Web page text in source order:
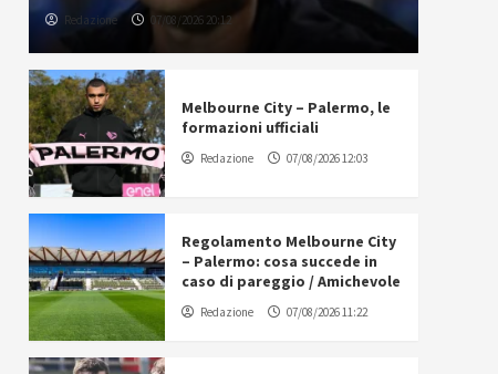
Redazione 07/08/2026 20:12
Melbourne City – Palermo, le
formazioni ufficiali
Redazione 07/08/2026 12:03
Regolamento Melbourne City
– Palermo: cosa succede in
caso di pareggio / Amichevole
Redazione 07/08/2026 11:22